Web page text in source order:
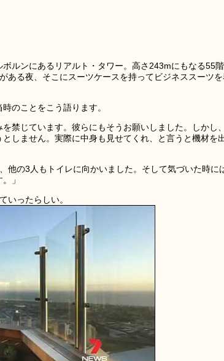
ルンにあるリアルト・タワー。高さ243mにもなる55
ある夜、そこにスーツケースを持ってビジネススーツ
のことをこう語ります。
を禁じています。彼らにもそうお願いしました。しかし
としません。実際に中身も見せてくれ、と言うと機材を
他の3人もトイレに向かいました。そして気づいた時に
」
いったらしい。